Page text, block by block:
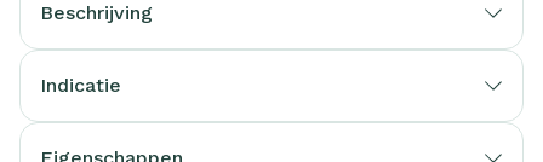
Beschrijving
Indicatie